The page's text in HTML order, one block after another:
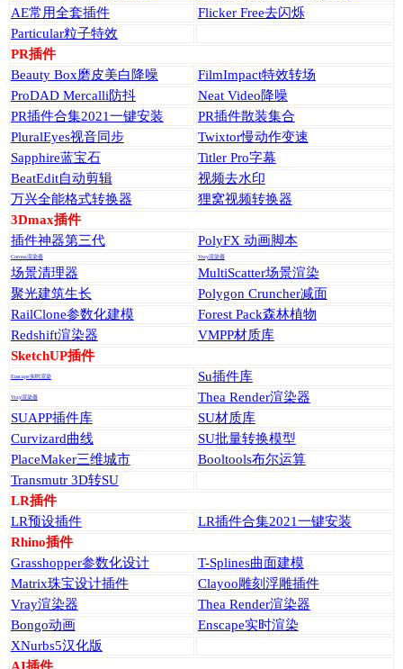
AE常用全套插件
Flicker Free去闪烁
Particular粒子特效
PR插件
Beauty Box磨皮美白降噪
FilmImpact特效转场
ProDAD Mercalli防抖
Neat Video降噪
PR插件合集2021一键安装
PR插件散装集合
PluralEyes视音同步
Twixtor慢动作变速
Sapphire蓝宝石
Titler Pro字幕
BeatEdit自动剪辑
视频去水印
万兴全能格式转换器
狸窝视频转换器
3Dmax插件
插件神器第三代
PolyFX 动画脚本
Corona渲染器 Vray渲染器
场景清理器
MultiScatter场景渲染
聚光建筑生长
Polygon Cruncher减面
RailClone参数化建模
Forest Pack森林植物
Redshift渲染器
VMPP材质库
SketchUP插件
Enscape实时渲染 Su插件库
Vray渲染器
Thea Render渲染器
SUAPP插件库
SU材质库
Curvizard曲线
SU批量转换模型
PlaceMaker三维城市
Booltools布尔运算
Transmutr 3D转SU
LR插件
LR预设插件
LR插件合集2021一键安装
Rhino插件
Grasshopper参数化设计
T-Splines曲面建模
Matrix珠宝设计插件
Clayoo雕刻浮雕插件
Vray渲染器
Thea Render渲染器
Bongo动画
Enscape实时渲染
XNurbs5汉化版